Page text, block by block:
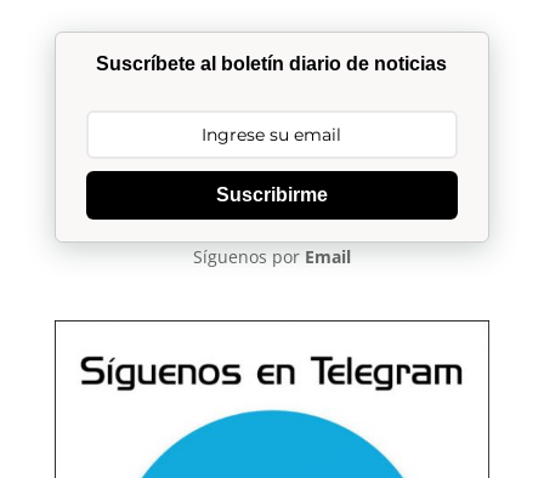
Suscríbete al boletín diario de noticias
Suscribirme
Síguenos por Email